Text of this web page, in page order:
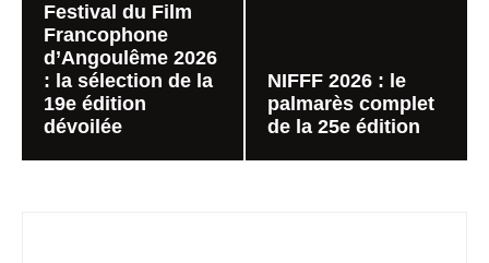
Festival du Film
Francophone
d’Angoulême 2026
: la sélection de la
19e édition
dévoilée
NIFFF 2026 : le
palmarès complet
de la 25e édition